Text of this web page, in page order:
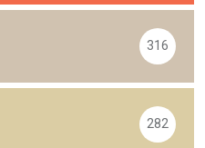
316
282